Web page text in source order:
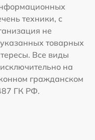
техники, с
не
товарных
Все виды
на
гражданском
ГК РФ.